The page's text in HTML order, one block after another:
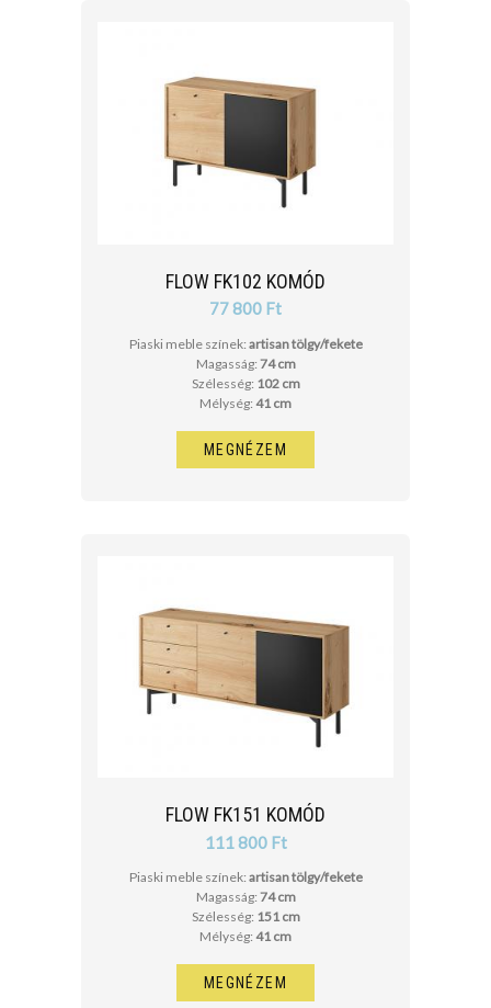
FLOW FK102 KOMÓD
77 800 Ft
Piaski meble színek: artisan tölgy/fekete
Magasság: 74 cm
Szélesség: 102 cm
Mélység: 41 cm
MEGNÉZEM
FLOW FK151 KOMÓD
111 800 Ft
Piaski meble színek: artisan tölgy/fekete
Magasság: 74 cm
Szélesség: 151 cm
Mélység: 41 cm
MEGNÉZEM